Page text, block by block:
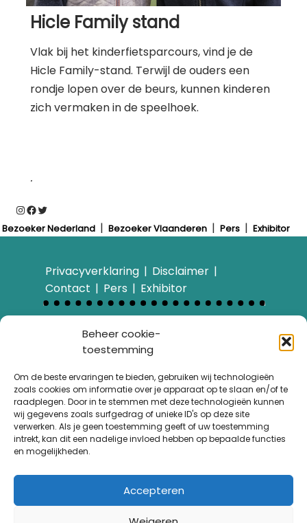
Beheer cookie-
toestemming
Om de beste ervaringen te bieden, gebruiken wij technologieën
zoals cookies om informatie over je apparaat op te slaan en/of te
raadplegen. Door in te stemmen met deze technologieën kunnen
wij gegevens zoals surfgedrag of unieke ID's op deze site
verwerken. Als je geen toestemming geeft of uw toestemming
intrekt, kan dit een nadelige invloed hebben op bepaalde functies
en mogelijkheden.
Accepteren
Hicle Family stand
Vlak bij het kinderfietsparcours, vind je de
Hicle Family-stand. Terwijl de ouders een
rondje lopen over de beurs, kunnen kinderen
zich vermaken in de speelhoek.
.
Instagram
Facebook
Twitter
Bezoeker Nederland Bezoeker Vlaanderen Pers Exhibitor
Privacyverklaring
Disclaimer
Contact
Pers Exhibitor
E-bike Challenge
Over ons
Wandelroute van het
Jaar
Fietsroute van het Jaar
Archief nieuwsbrieven
Lezingen en workshops
© Holcus Buiten BV